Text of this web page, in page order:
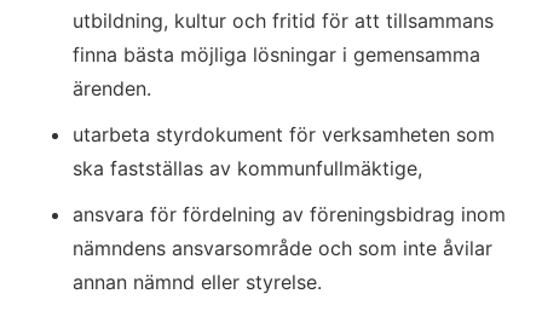
utbildning, kultur och fritid för att tillsammans
finna bästa möjliga lösningar i gemensamma
ärenden.
utarbeta styrdokument för verksamheten som
ska fastställas av kommunfullmäktige,
ansvara för fördelning av föreningsbidrag inom
nämndens ansvarsområde och som inte åvilar
annan nämnd eller styrelse.